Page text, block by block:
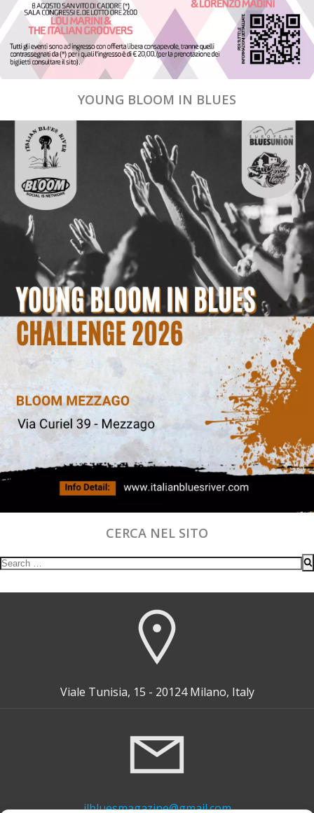
YOUNG BLOOM IN BLUES
CERCA NEL SITO
Search
Viale Tunisia, 15 - 20124 Milano, Italy
ilbluesmagazine@gmail.com